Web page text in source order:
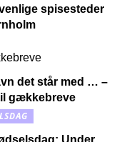
spisesteder
det står med … –
gækkebreve
Under